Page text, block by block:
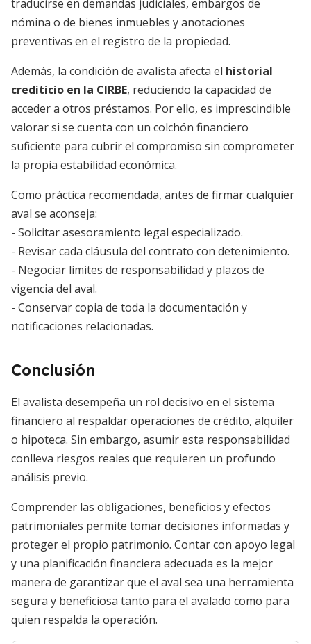
traducirse en demandas judiciales, embargos de
nómina o de bienes inmuebles y anotaciones
preventivas en el registro de la propiedad.
Además, la condición de avalista afecta el historial
crediticio en la CIRBE, reduciendo la capacidad de
acceder a otros préstamos. Por ello, es imprescindible
valorar si se cuenta con un colchón financiero
suficiente para cubrir el compromiso sin comprometer
la propia estabilidad económica.
Como práctica recomendada, antes de firmar cualquier
aval se aconseja:
- Solicitar asesoramiento legal especializado.
- Revisar cada cláusula del contrato con detenimiento.
- Negociar límites de responsabilidad y plazos de
vigencia del aval.
- Conservar copia de toda la documentación y
notificaciones relacionadas.
Conclusión
El avalista desempeña un rol decisivo en el sistema
financiero al respaldar operaciones de crédito, alquiler
o hipoteca. Sin embargo, asumir esta responsabilidad
conlleva riesgos reales que requieren un profundo
análisis previo.
Comprender las obligaciones, beneficios y efectos
patrimoniales permite tomar decisiones informadas y
proteger el propio patrimonio. Contar con apoyo legal
y una planificación financiera adecuada es la mejor
manera de garantizar que el aval sea una herramienta
segura y beneficiosa tanto para el avalado como para
quien respalda la operación.